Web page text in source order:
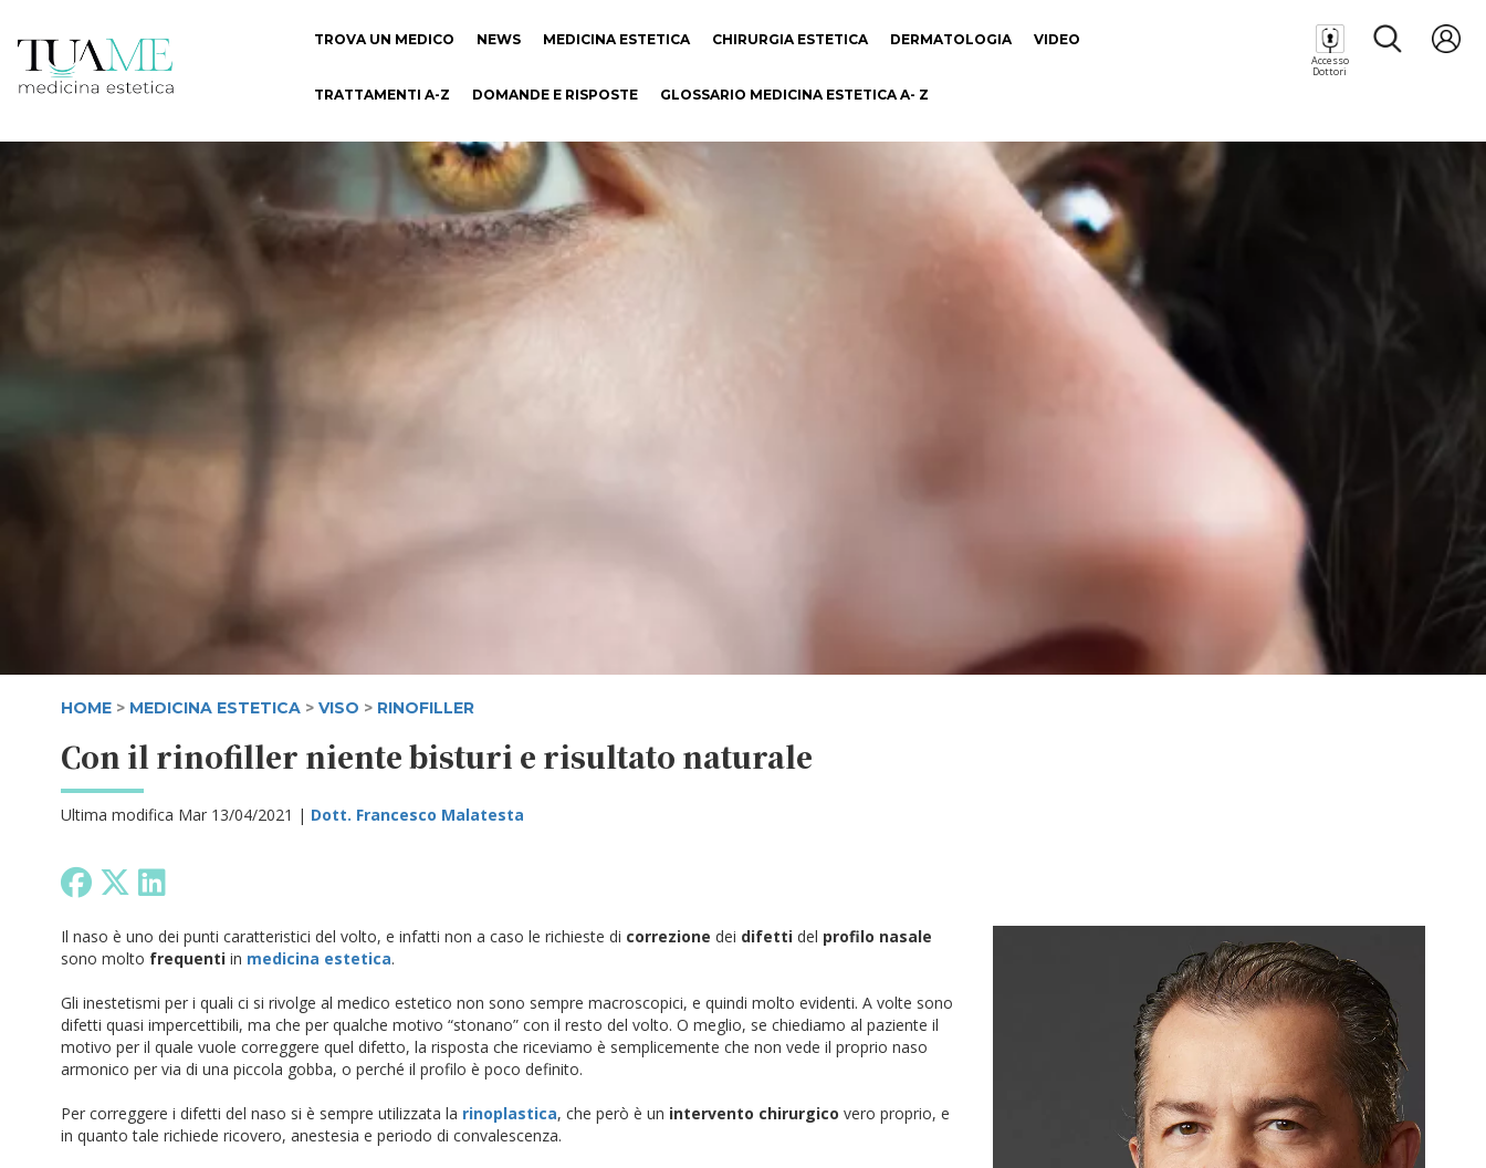
TROVA UN MEDICO NEWS MEDICINA ESTETICA CHIRURGIA ESTETICA DERMATOLOGIA VIDEO
TRATTAMENTI A-Z DOMANDE E RISPOSTE GLOSSARIO MEDICINA ESTETICA A- Z
Accesso
Dottori
HOME > MEDICINA ESTETICA > VISO > RINOFILLER
Con il rinofiller niente bisturi e risultato naturale
Ultima modifica Mar 13/04/2021 | Dott. Francesco Malatesta
Il naso è uno dei punti caratteristici del volto, e infatti non a caso le richieste di correzione dei difetti del profilo nasale
sono molto frequenti in medicina estetica.
Gli inestetismi per i quali ci si rivolge al medico estetico non sono sempre macroscopici, e quindi molto evidenti. A volte sono
difetti quasi impercettibili, ma che per qualche motivo “stonano” con il resto del volto. O meglio, se chiediamo al paziente il
motivo per il quale vuole correggere quel difetto, la risposta che riceviamo è semplicemente che non vede il proprio naso
armonico per via di una piccola gobba, o perché il profilo è poco definito.
Per correggere i difetti del naso si è sempre utilizzata la rinoplastica, che però è un intervento chirurgico vero proprio, e
in quanto tale richiede ricovero, anestesia e periodo di convalescenza.